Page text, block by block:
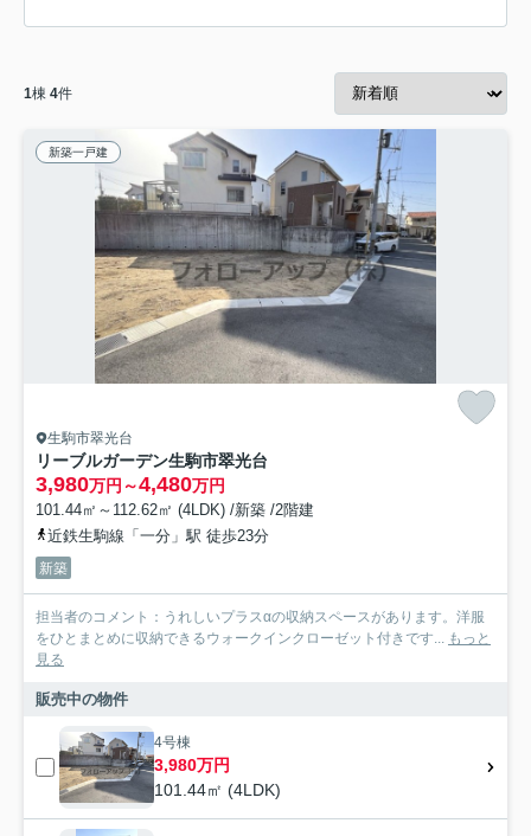
1棟 4件
新築一戸建
生駒市翠光台
リーブルガーデン生駒市翠光台
3,980万円～4,480万円
101.44㎡～112.62㎡ (4LDK) /新築 /2階建
近鉄生駒線「一分」駅 徒歩23分
新築
担当者のコメント：うれしいプラスαの収納スペースがあります。洋服
をひとまとめに収納できるウォークインクローゼット付きです... もっと
見る
販売中の物件
4号棟
3,980万円
101.44㎡ (4LDK)